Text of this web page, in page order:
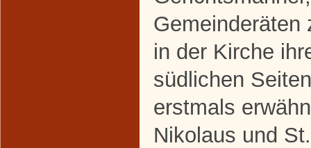
Gemeinderäten
in der Kirche
südlichen
erstmals
Nikolaus und